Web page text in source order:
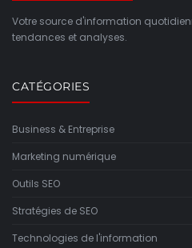
Votre source d'information
tendances et analyses.
CATÉGORIES
Business & Entreprise
Marketing numérique
Outils SEO
Stratégies de SEO
Technologies de l'information